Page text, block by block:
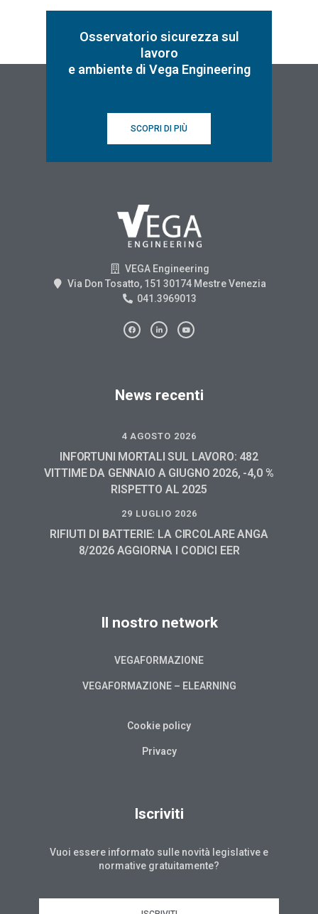
Osservatorio sicurezza sul
lavoro
e ambiente di Vega Engineering
SCOPRI DI PIÙ
VEGA Engineering
Via Don Tosatto, 151 30174 Mestre Venezia
041.3969013
News recenti
4 AGOSTO 2026
INFORTUNI MORTALI SUL LAVORO: 482
VITTIME DA GENNAIO A GIUGNO 2026, -4,0 %
RISPETTO AL 2025
29 LUGLIO 2026
RIFIUTI DI BATTERIE: LA CIRCOLARE ANGA
8/2026 AGGIORNA I CODICI EER
Il nostro network
VEGAFORMAZIONE
VEGAFORMAZIONE – ELEARNING
Cookie policy
Privacy
Iscriviti
Vuoi essere informato sulle novità legislative e
normative gratuitamente?